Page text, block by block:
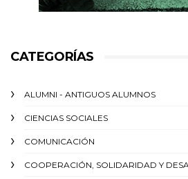
CATEGORÍAS
ALUMNI - ANTIGUOS ALUMNOS
CIENCIAS SOCIALES
COMUNICACIÓN
COOPERACIÓN, SOLIDARIDAD Y